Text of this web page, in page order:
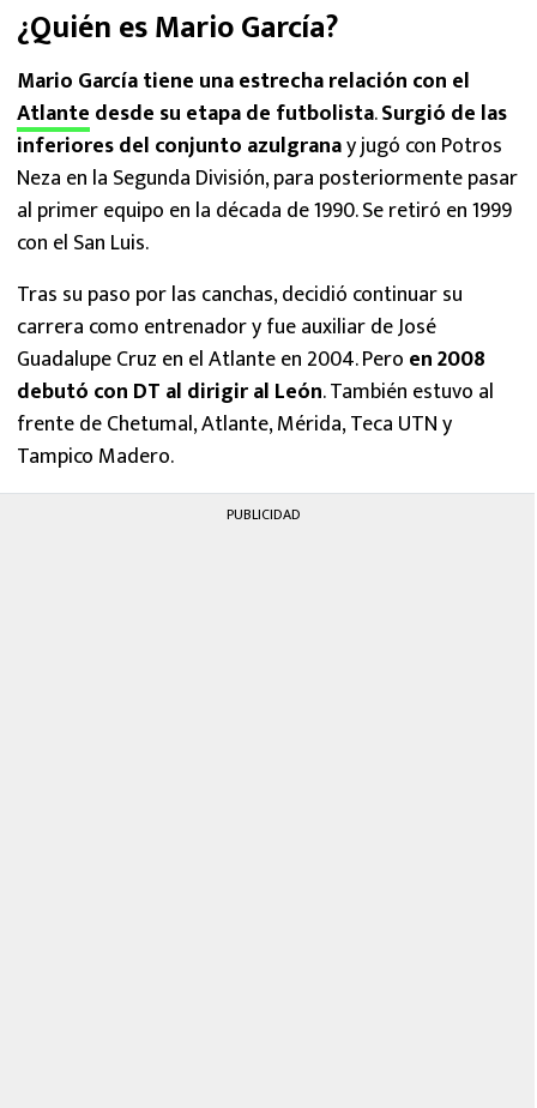
¿Quién es Mario García?
Mario García tiene una estrecha relación con el
Atlante desde su etapa de futbolista.Surgió de las
inferiores del conjunto azulgranay jugó con Potros
Neza en la Segunda División, para posteriormente pasar
al primer equipo en la década de 1990. Se retiró en 1999
con el San Luis.
Tras su paso por las canchas, decidió continuar su
carrera como entrenador y fue auxiliar de José
Guadalupe Cruz en el Atlante en 2004. Pero en 2008
debutó con DT al dirigir al León. También estuvo al
frente de Chetumal, Atlante, Mérida, Teca UTN y
Tampico Madero.
PUBLICIDAD